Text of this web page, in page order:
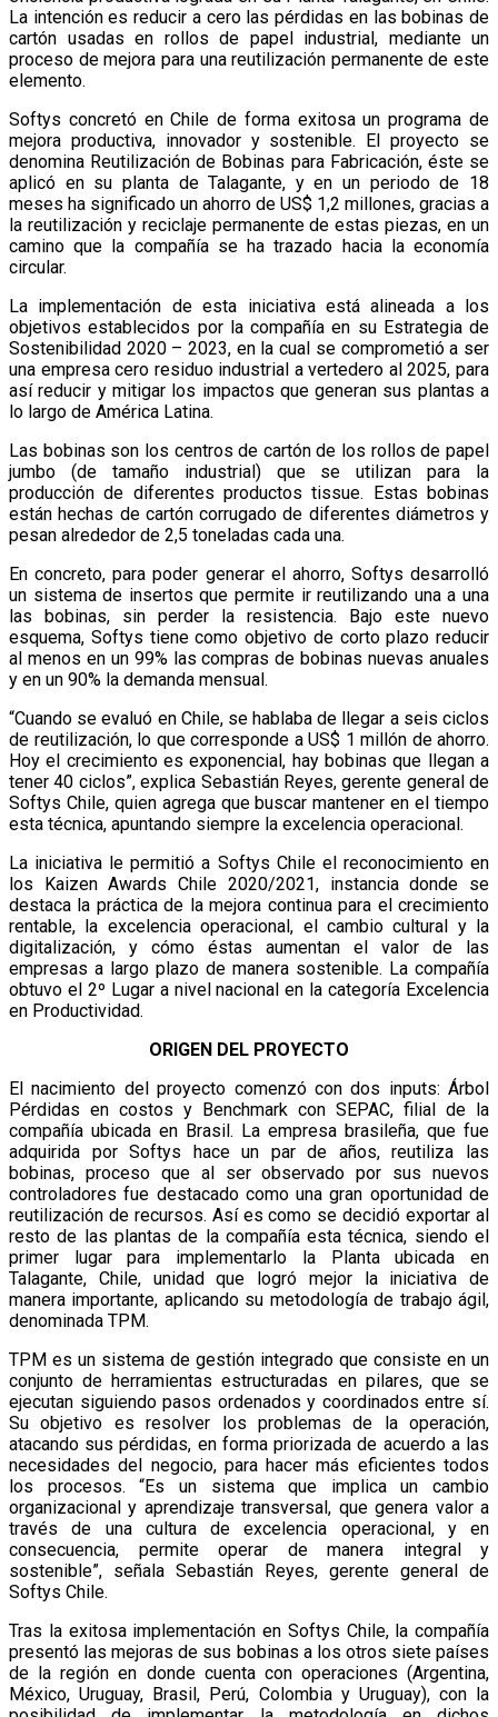
La intención es reducir a cero las pérdidas en las bobinas de
cartón usadas en rollos de papel industrial, mediante un
proceso de mejora para una reutilización permanente de este
elemento.
Softys concretó en Chile de forma exitosa un programa de
mejora productiva, innovador y sostenible. El proyecto se
denomina Reutilización de Bobinas para Fabricación, éste se
aplicó en su planta de Talagante, y en un periodo de 18
meses ha significado un ahorro de US$ 1,2 millones, gracias a
la reutilización y reciclaje permanente de estas piezas, en un
camino que la compañía se ha trazado hacia la economía
circular.
La implementación de esta iniciativa está alineada a los
objetivos establecidos por la compañía en su Estrategia de
Sostenibilidad 2020 – 2023, en la cual se comprometió a ser
una empresa cero residuo industrial a vertedero al 2025, para
así reducir y mitigar los impactos que generan sus plantas a
lo largo de América Latina.
Las bobinas son los centros de cartón de los rollos de papel
jumbo (de tamaño industrial) que se utilizan para la
producción de diferentes productos tissue. Estas bobinas
están hechas de cartón corrugado de diferentes diámetros y
pesan alrededor de 2,5 toneladas cada una.
En concreto, para poder generar el ahorro, Softys desarrolló
un sistema de insertos que permite ir reutilizando una a una
las bobinas, sin perder la resistencia. Bajo este nuevo
esquema, Softys tiene como objetivo de corto plazo reducir
al menos en un 99% las compras de bobinas nuevas anuales
y en un 90% la demanda mensual.
“Cuando se evaluó en Chile, se hablaba de llegar a seis ciclos
de reutilización, lo que corresponde a US$ 1 millón de ahorro.
Hoy el crecimiento es exponencial, hay bobinas que llegan a
tener 40 ciclos”, explica Sebastián Reyes, gerente general de
Softys Chile, quien agrega que buscar mantener en el tiempo
esta técnica, apuntando siempre la excelencia operacional.
La iniciativa le permitió a Softys Chile el reconocimiento en
los Kaizen Awards Chile 2020/2021, instancia donde se
destaca la práctica de la mejora continua para el crecimiento
rentable, la excelencia operacional, el cambio cultural y la
digitalización, y cómo éstas aumentan el valor de las
empresas a largo plazo de manera sostenible. La compañía
obtuvo el 2º Lugar a nivel nacional en la categoría Excelencia
en Productividad.
ORIGEN DEL PROYECTO
El nacimiento del proyecto comenzó con dos inputs: Árbol
Pérdidas en costos y Benchmark con SEPAC, filial de la
compañía ubicada en Brasil. La empresa brasileña, que fue
adquirida por Softys hace un par de años, reutiliza las
bobinas, proceso que al ser observado por sus nuevos
controladores fue destacado como una gran oportunidad de
reutilización de recursos. Así es como se decidió exportar al
resto de las plantas de la compañía esta técnica, siendo el
primer lugar para implementarlo la Planta ubicada en
Talagante, Chile, unidad que logró mejor la iniciativa de
manera importante, aplicando su metodología de trabajo ágil,
denominada TPM.
TPM es un sistema de gestión integrado que consiste en un
conjunto de herramientas estructuradas en pilares, que se
ejecutan siguiendo pasos ordenados y coordinados entre sí.
Su objetivo es resolver los problemas de la operación,
atacando sus pérdidas, en forma priorizada de acuerdo a las
necesidades del negocio, para hacer más eficientes todos
los procesos. “Es un sistema que implica un cambio
organizacional y aprendizaje transversal, que genera valor a
través de una cultura de excelencia operacional, y en
consecuencia, permite operar de manera integral y
sostenible”, señala Sebastián Reyes, gerente general de
Softys Chile.
Tras la exitosa implementación en Softys Chile, la compañía
presentó las mejoras de sus bobinas a los otros siete países
de la región en donde cuenta con operaciones (Argentina,
México, Uruguay, Brasil, Perú, Colombia y Uruguay), con la